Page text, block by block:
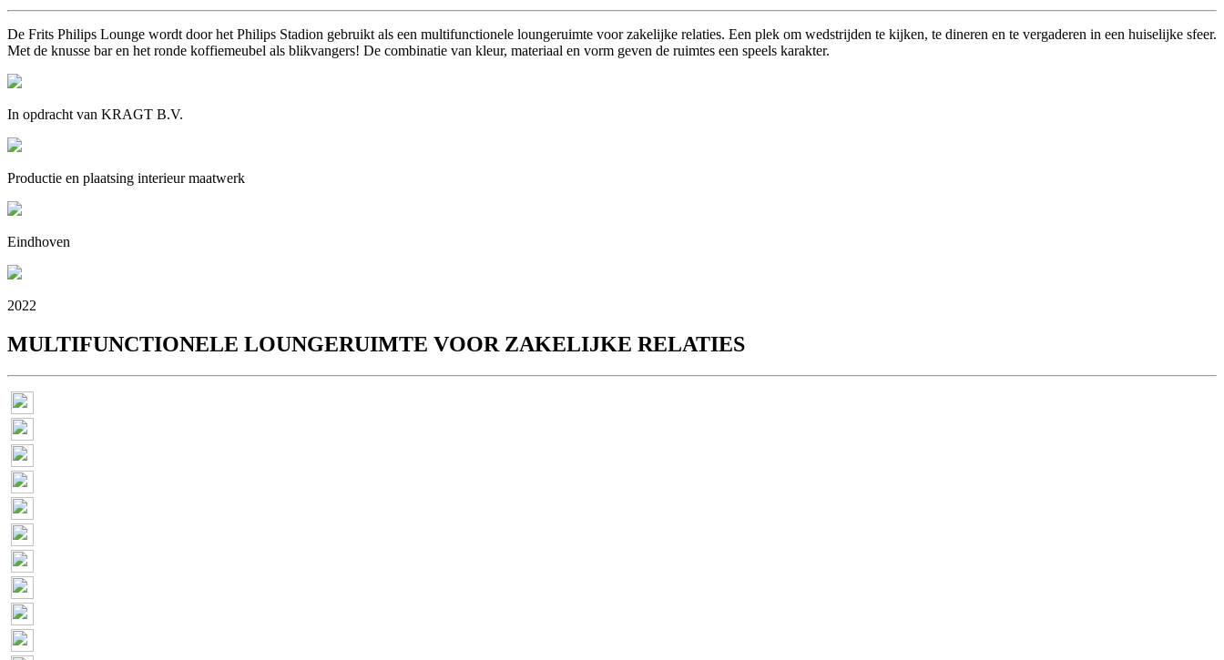
De Frits Philips Lounge wordt door het Philips Stadion gebruikt als een multifunctionele loungeruimte voor zakelijke relaties. Een plek om wedstrijden te kijken, te dineren en te vergaderen in een huiselijke sfeer.
Met de knusse bar en het ronde koffiemeubel als blikvangers! De combinatie van kleur, materiaal en vorm geven de ruimtes een speels karakter.
In opdracht van KRAGT B.V.
Productie en plaatsing interieur maatwerk
Eindhoven
2022
MULTIFUNCTIONELE LOUNGERUIMTE VOOR ZAKELIJKE RELATIES